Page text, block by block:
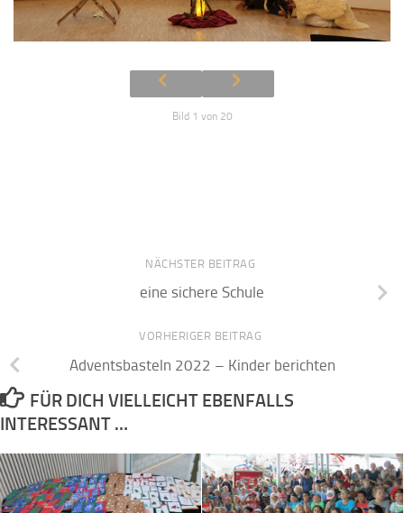
Bild 1 von 20
NÄCHSTER BEITRAG
eine sichere Schule
VORHERIGER BEITRAG
Adventsbasteln 2022 – Kinder berichten
FÜR DICH VIELLEICHT EBENFALLS
INTERESSANT …